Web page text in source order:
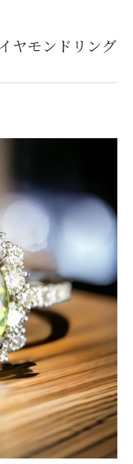
ヤモンドリング